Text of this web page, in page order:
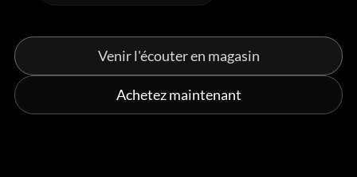
Achetez maintenant
Venir l'écouter en magasin